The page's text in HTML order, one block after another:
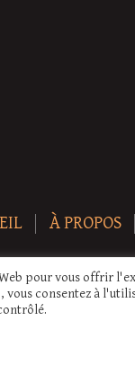
À PROPOS
pour vous offrir
consentez à